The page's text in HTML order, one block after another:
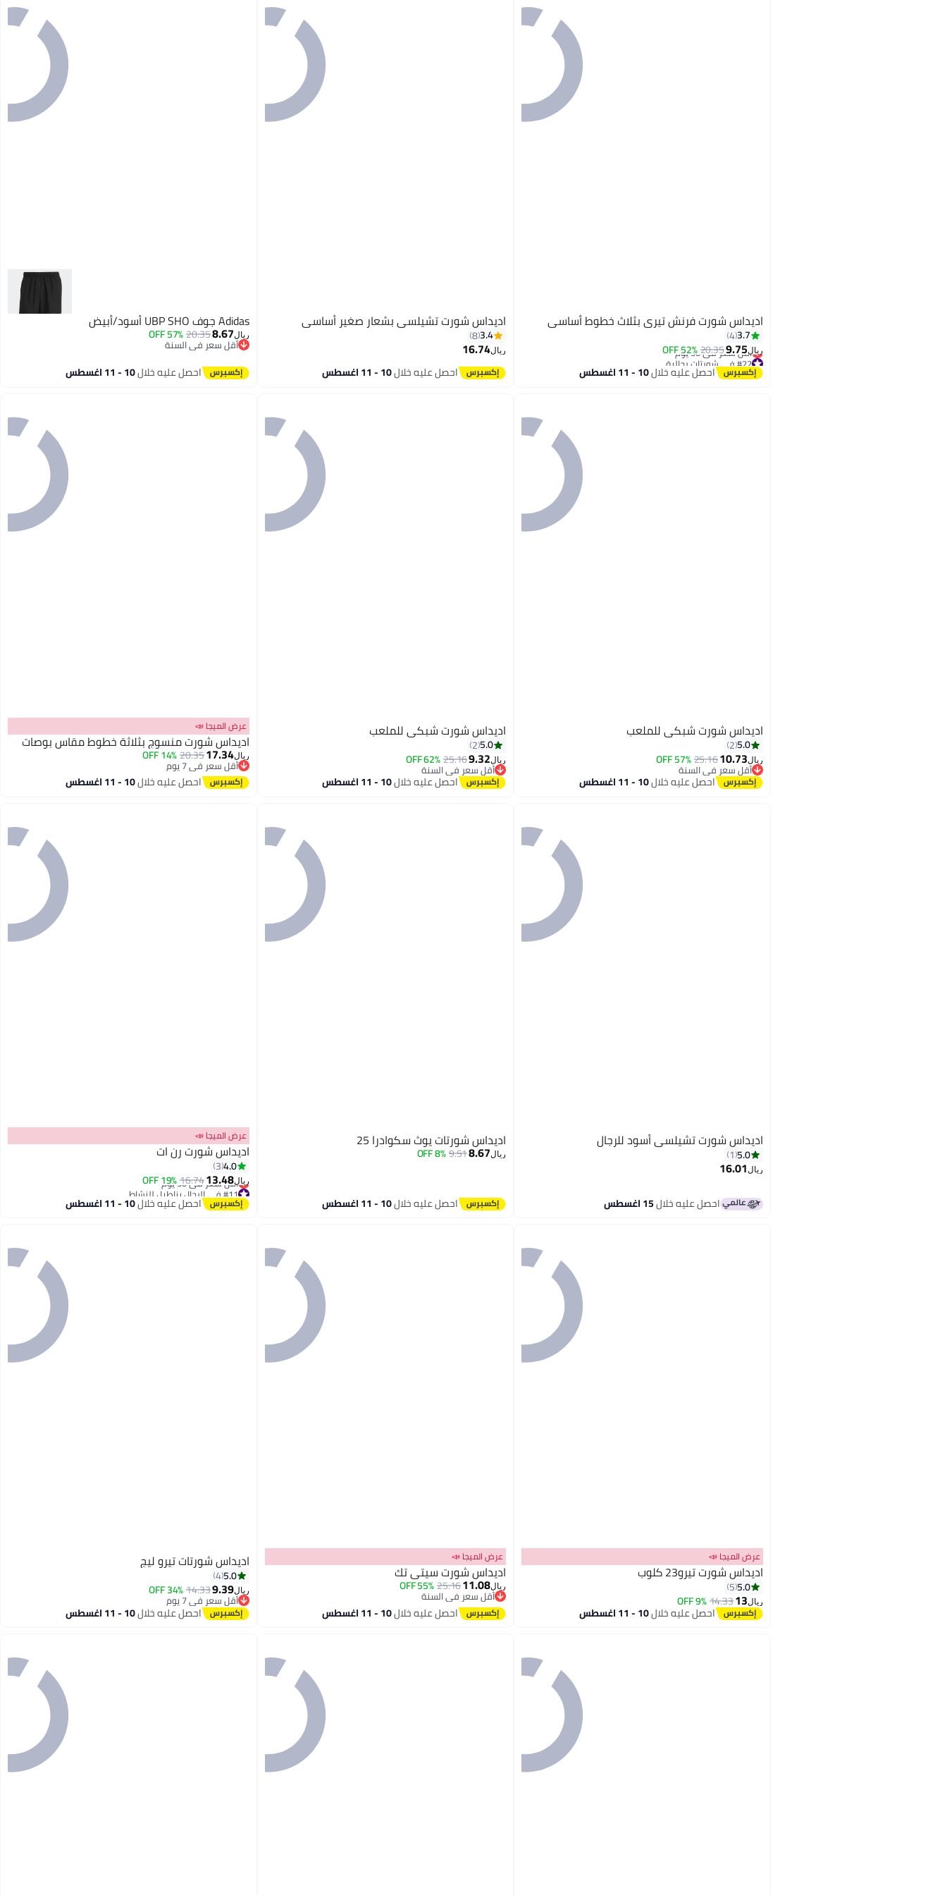
اديداس شورت فرنش تيري بثلاث خطوط أساسي
3.7
4
ريال9.75
20.35
52% OFF
#22 في شورتات رجالية
أقل سعر في 30 يوم
#22 في شورتات رجالية
احصل عليه خلال10 - 11 اغسطس
اديداس شورت تشيلسي بشعار صغير أساسي
3.4
8
ريال16.74
احصل عليه خلال10 - 11 اغسطس
Adidas جوف UBP SHO أسود/أبيض
ريال8.67
20.35
57% OFF
أقل سعر في السنة
أقل سعر في السنة
احصل عليه خلال10 - 11 اغسطس
4
اديداس شورت شبكي للملعب
5.0
2
ريال10.73
25.16
57% OFF
أقل سعر في السنة
أقل سعر في السنة
احصل عليه خلال10 - 11 اغسطس 4
اديداس شورت شبكي للملعب
5.0
2
ريال9.32
25.16
62% OFF
أقل سعر في السنة
أقل سعر في السنة
احصل عليه خلال10 - 11 اغسطس
عرض الميجا 📣
اديداس شورت منسوج بثلاثة خطوط مقاس بوصات
ريال17.34
20.35
14% OFF
أقل سعر في 7 يوم
أقل سعر في 7 يوماحصل عليه خلال10 - 11 اغسطس
اديداس شورت تشيلسي أسود للرجال
5.0
1
ريال16.01
احصل عليه خلال15 اغسطس
اديداس شورتات يوث سكوادرا 25
ريال8.67
9.51
8% OFF
احصل عليه خلال10 - 11 اغسطس
عرض الميجا 📣
اديداس شورت رن ات
4.0
3
ريال13.48
16.74
19% OFF
#11 في الرجال بناطيل للنشاط
أقل سعر في 30 يوم
#11 في الرجال بناطيل للنشاط
احصل عليه خلال10 - 11 اغسطس
عرض الميجا 📣
اديداس شورت تيرو23 كلوب
5.0
5
ريال13
14.33
9% OFF
احصل عليه خلال10 - 11 اغسطس 2
عرض الميجا 📣
اديداس شورت سيتي تك
ريال11.08
25.16
55% OFF
أقل سعر في السنة
أقل سعر في السنة
احصل عليه خلال10 - 11 اغسطس
اديداس شورتات تيرو ليج
5.0
4
ريال9.39
14.33
34% OFF
أقل سعر في 7 يوم
أقل سعر في 7 يوماحصل عليه خلال10 - 11 اغسطس